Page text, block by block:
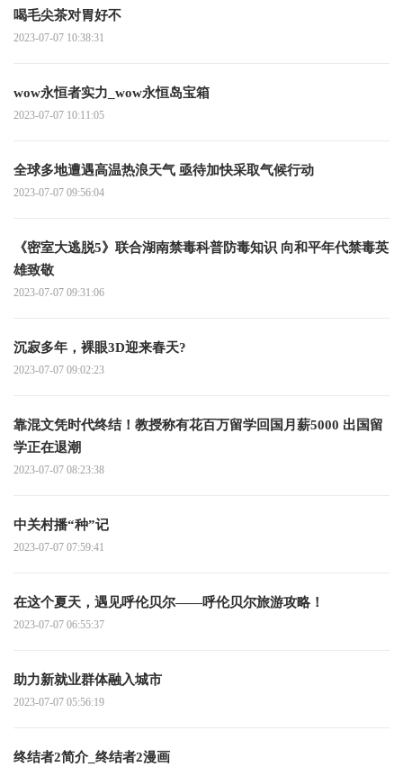
喝毛尖茶对胃好不
2023-07-07 10:38:31
wow永恒者实力_wow永恒岛宝箱
2023-07-07 10:11:05
全球多地遭遇高温热浪天气 亟待加快采取气候行动
2023-07-07 09:56:04
《密室大逃脱5》联合湖南禁毒科普防毒知识 向和平年代禁毒英
雄致敬
2023-07-07 09:31:06
沉寂多年，裸眼3D迎来春天?
2023-07-07 09:02:23
靠混文凭时代终结！教授称有花百万留学回国月薪5000 出国留
学正在退潮
2023-07-07 08:23:38
中关村播“种”记
2023-07-07 07:59:41
在这个夏天，遇见呼伦贝尔——呼伦贝尔旅游攻略！
2023-07-07 06:55:37
助力新就业群体融入城市
2023-07-07 05:56:19
终结者2简介_终结者2漫画